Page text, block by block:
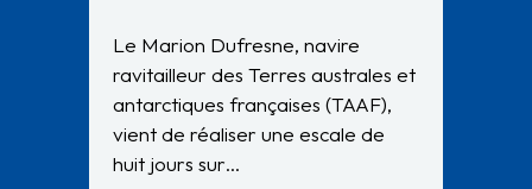
Le Marion Dufresne, navire
ravitailleur des Terres australes et
antarctiques françaises (TAAF),
vient de réaliser une escale de
huit jours sur…